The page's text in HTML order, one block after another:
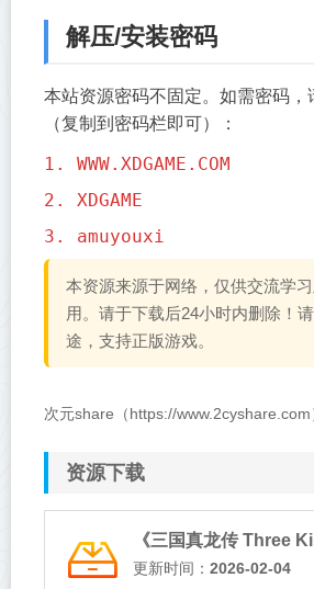
解压/安装密码
本站资源密码不固定。如需密码，
（复制到密码栏即可）：
1. WWW.XDGAME.COM
2. XDGAME
3. amuyouxi
本资源来源于网络，仅供交流学
用。请于下载后24小时内删除！
途，支持正版游戏。
次元share（https://www.2cyshare.com
资源下载
更新时间： 2026-02-04